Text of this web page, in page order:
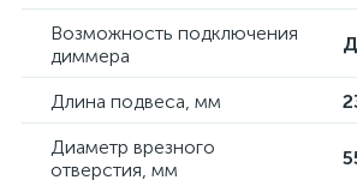
Возможность подключения
диммера
Длина подвеса, мм
Диаметр врезного
отверстия, мм